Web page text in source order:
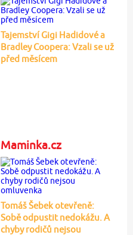
Tajemství Gigi Hadidové a
Bradley Coopera: Vzali se už
před měsícem
Maminka.cz
Tomáš Šebek otevřeně:
Sobě odpustit nedokážu. A
chyby rodičů nejsou